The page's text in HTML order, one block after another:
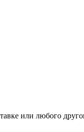
или любого